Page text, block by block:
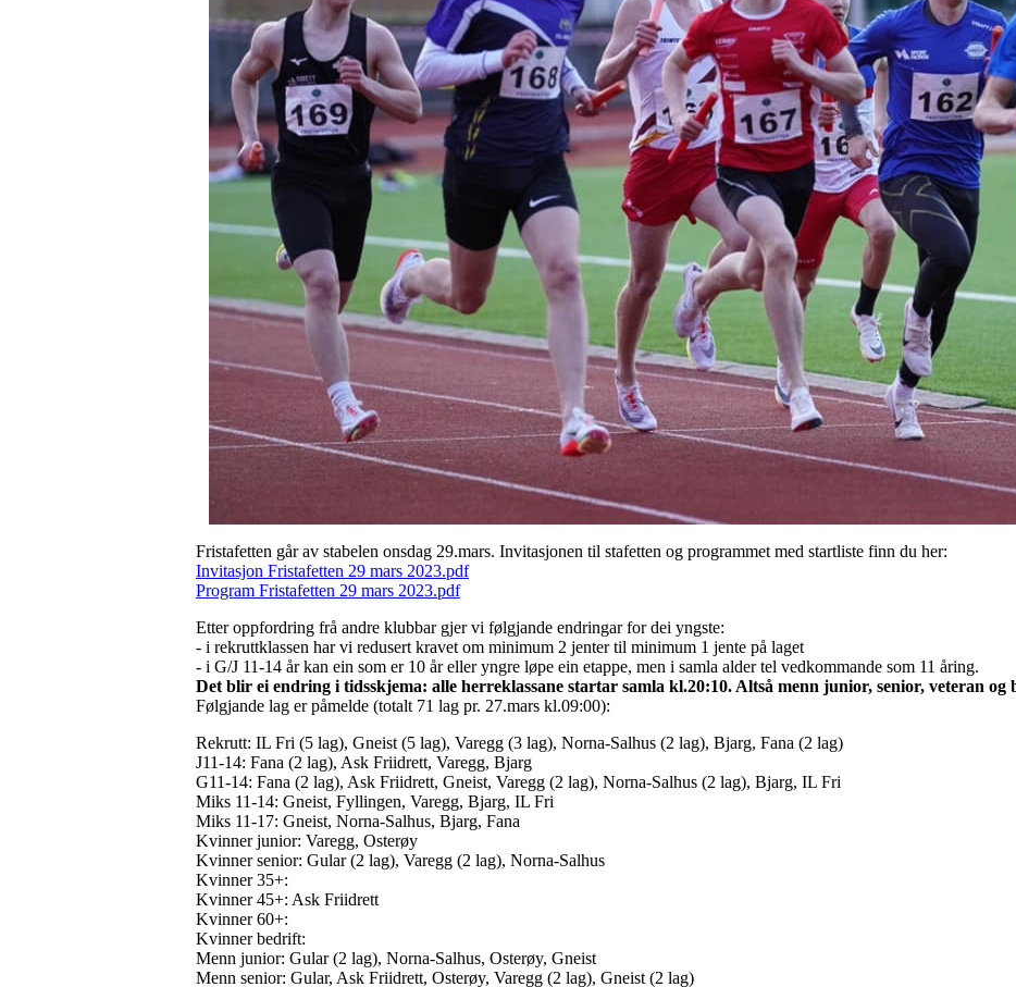
Fristafetten går av stabelen onsdag 29.mars. Invitasjonen til stafetten og programmet med startliste finn du her:
Invitasjon Fristafetten 29 mars 2023.pdf
Program Fristafetten 29 mars 2023.pdf
Etter oppfordring frå andre klubbar gjer vi følgjande endringar for dei yngste:
- i rekruttklassen har vi redusert kravet om minimum 2 jenter til minimum 1 jente på laget
- i G/J 11-14 år kan ein som er 10 år eller yngre løpe ein etappe, men i samla alder tel vedkommande som 11 åring.
Det blir ei endring i tidsskjema: alle herreklassane startar samla kl.20:10. Altså menn junior, senior, veteran og
Følgjande lag er påmelde (totalt 71 lag pr. 27.mars kl.09:00):
Rekrutt: IL Fri (5 lag), Gneist (5 lag), Varegg (3 lag), Norna-Salhus (2 lag), Bjarg, Fana (2 lag)
J11-14: Fana (2 lag), Ask Friidrett, Varegg, Bjarg
G11-14: Fana (2 lag), Ask Friidrett, Gneist, Varegg (2 lag), Norna-Salhus (2 lag), Bjarg, IL Fri
Miks 11-14: Gneist, Fyllingen, Varegg, Bjarg, IL Fri
Miks 11-17: Gneist, Norna-Salhus, Bjarg, Fana
Kvinner junior: Varegg, Osterøy
Kvinner senior: Gular (2 lag), Varegg (2 lag), Norna-Salhus
Kvinner 35+:
Kvinner 45+: Ask Friidrett
Kvinner 60+:
Kvinner bedrift:
Menn junior: Gular (2 lag), Norna-Salhus, Osterøy, Gneist
Menn senior: Gular, Ask Friidrett, Osterøy, Varegg (2 lag), Gneist (2 lag)